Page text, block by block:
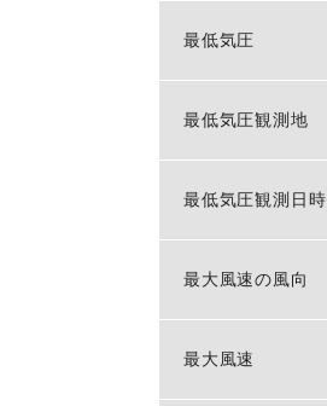
最低気圧
最低気圧観測地
最低気圧観測日時
最大風速の風向
最大風速